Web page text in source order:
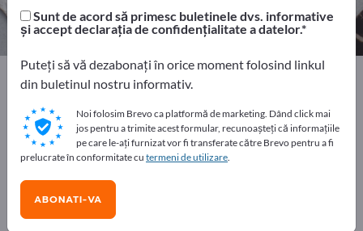
2
Home
Materii prime şi semifabricate
Materiale consumabile comerciale
Necesarul pentru restaurant
Faceți publicitate gratuit pe
Exportpages!
Nevoile – Ofertele – Bunuri second-hand – Contacte
Sunt de acord să primesc buletinele dvs. informative
și accept declarația de confidențialitate a datelor.
Puteți să vă dezabonați în orice moment folosind linkul
din buletinul nostru informativ.
Noi folosim Brevo ca platformă de marketing. Dând click mai
jos pentru a trimite acest formular, recunoașteți că informațiile
pe care le-ați furnizat vor fi transferate către Brevo pentru a fi
prelucrate în conformitate cu termeni de utilizare.
ABONATI-VA